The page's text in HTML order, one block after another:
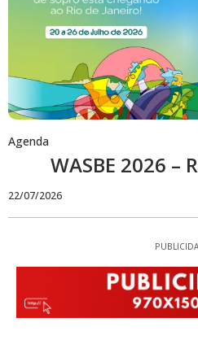
Agenda
WASBE 2026 –
22/07/2026